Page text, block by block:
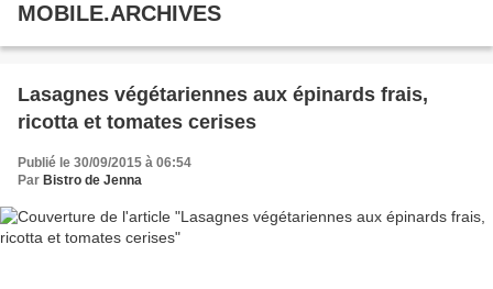
MOBILE.ARCHIVES
Lasagnes végétariennes aux épinards frais,
ricotta et tomates cerises
Publié le 30/09/2015 à 06:54
Par Bistro de Jenna